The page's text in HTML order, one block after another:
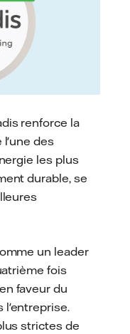
renforce la
l'une des
les plus
durable, se
un leader
fois
faveur du
l'entreprise.
strictes de